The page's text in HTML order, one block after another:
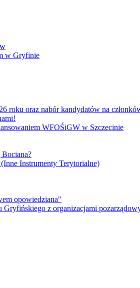
w Gryfinie
roku oraz nabór kandydatów na
WFOŚiGW w Szczecinie
Instrumenty Terytorialne)
opowiedziana"
Gryfińskiego z organizacjami